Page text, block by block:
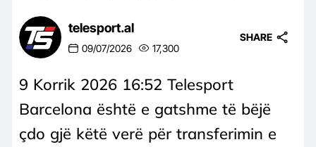
telesport.al
09/07/2026 17,300
SHARE
9 Korrik 2026 16:52 Telesport
Barcelona është e gatshme të bëjë
çdo gjë këtë verë për transferimin e